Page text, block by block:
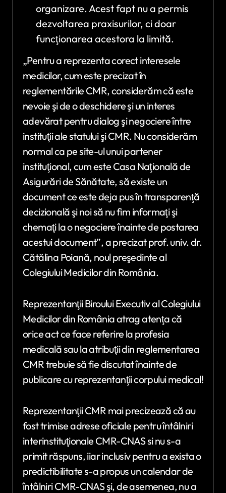
organizare. Acest fapt nu a permis
dezvoltarea praxisurilor, ci doar
funcţionarea acestora la limită.
„Pentru a reprezenta corect interesele
medicilor, cum este precizat în
reglementările CMR, considerăm că este
nevoie şi de o deschidere şi un interes
adevărat pentru dialog şi negociere între
instituţii ale statului şi CMR. Nu considerăm
normal ca pe site-ul unui partener
instituţional, cum este Casa Naţională de
Asigurări de Sănătate, să existe un
document ce este deja pus în transparenţă
decizională şi noi să nu fim informaţi şi
chemaţi la o negociere înainte de postarea
acestui document”, a precizat prof. univ. dr.
Cătălina Poiană, noul preşedinte al
Colegiului Medicilor din România.
Reprezentanţii Biroului Executiv al Colegiului
Medicilor din România atrag atenţa că
orice act ce face referire la profesia
medicală sau la atribuţii din reglementarea
CMR trebuie să fie discutat înainte de
publicare cu reprezentanţii corpului medical!
Reprezentanţii CMR mai precizează că au
fost trimise adrese oficiale pentru întâlniri
interinstituţionale CMR-CNAS si nu s-a
primit răspuns, iiar inclusiv pentru a exista o
predictibilitate s-a propus un calendar de
întâlniri CMR-CNAS şi, de asemenea, nu a